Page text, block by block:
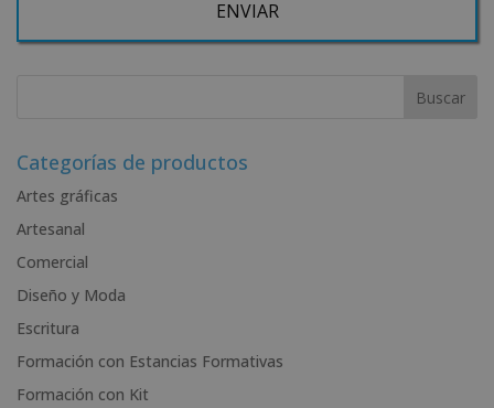
Desea recibir información comercial (vía telefónica y/o email):
r
a
t
i
e
:
Categorías de productos
Artes gráficas
Artesanal
Comercial
Diseño y Moda
Escritura
Formación con Estancias Formativas
Formación con Kit